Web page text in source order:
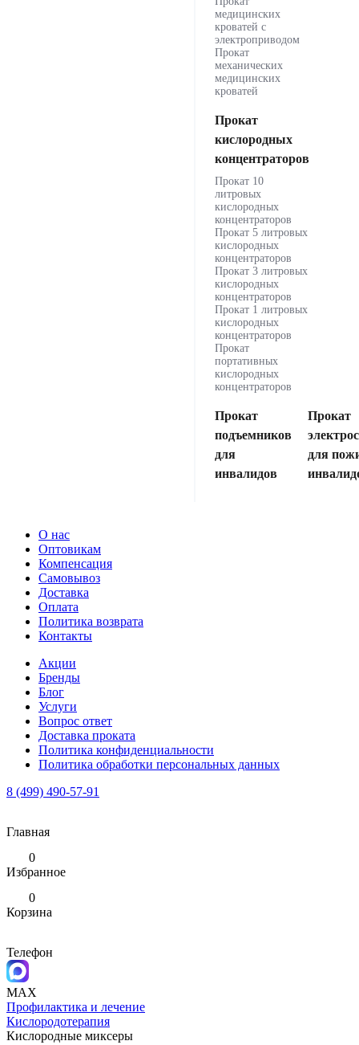
медицинских
кроватей с
электроприводом
Прокат
механических
медицинских
кроватей
Прокат
кислородных
концентраторов
Прокат 10
литровых
кислородных
концентраторов
Прокат 5 литровых
кислородных
концентраторов
Прокат 3 литровых
кислородных
концентраторов
Прокат 1 литровых
кислородных
концентраторов
Прокат
портативных
кислородных
концентраторов
Прокат
подъемников
для
инвалидов
Прокат
для
О нас
Оптовикам
Компенсация
Самовывоз
Доставка
Оплата
Политика возврата
Контакты
Акции
Бренды
Блог
Услуги
Вопрос ответ
Доставка проката
Политика конфиденциальности
Политика обработки персональных данных
8 (499) 490-57-91
Главная
0
Избранное
0
Корзина
Телефон
MAX
Профилактика и лечение
Кислородотерапия
Кислородные миксеры